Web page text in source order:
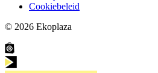
Cookiebeleid
© 2026 Ekoplaza